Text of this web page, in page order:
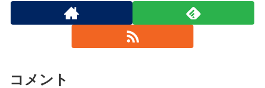
コメント